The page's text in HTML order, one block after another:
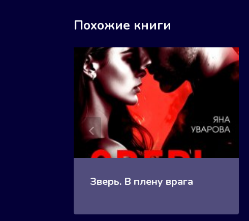
Похожие книги
Зверь. В плену врага